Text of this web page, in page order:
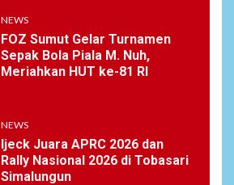
NEWS
FOZ Sumut Gelar Turnamen
Sepak Bola Piala M. Nuh,
Meriahkan HUT ke-81 RI
NEWS
Ijeck Juara APRC 2026 dan
Rally Nasional 2026 di Tobasari
Simalungun